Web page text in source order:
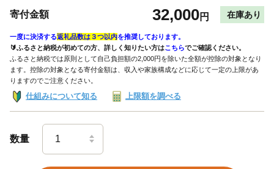
寄付金額 32,000円 在庫あり
一度に決済する返礼品数は３つ以内を推奨しております。
🔰ふるさと納税が初めての方、詳しく知りたい方はこちらでご確認ください。
ふるさと納税では原則として自己負担額の2,000円を除いた全額が控除の対象となり
ます。控除の対象となる寄付金額は、収入や家族構成などに応じて一定の上限があ
りますのでご注意ください。
仕組みについて知る 上限額を調べる
数量